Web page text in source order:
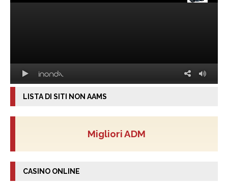
LISTA DI SITI NON AAMS
Migliori ADM
CASINO ONLINE